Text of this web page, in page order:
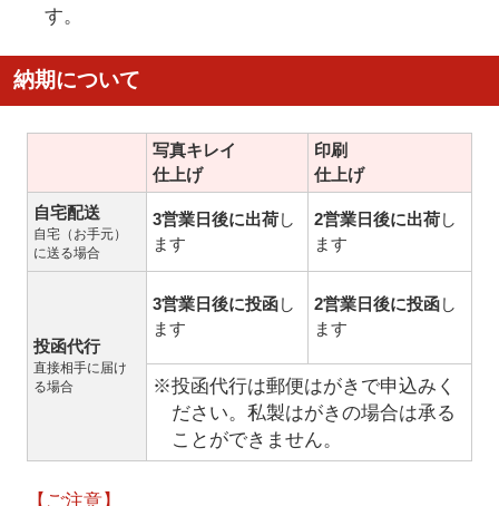
す。
納期について
写真キレイ
仕上げ
印刷
仕上げ
自宅配送
自宅（お手元）
に送る場合
3営業日後に出荷し
ます
2営業日後に出荷し
ます
投函代行
直接相手に届け
る場合
3営業日後に投函し
ます
2営業日後に投函し
ます
※投函代行は郵便はがきで申込みく
ださい。私製はがきの場合は承る
ことができません。
【ご注意】